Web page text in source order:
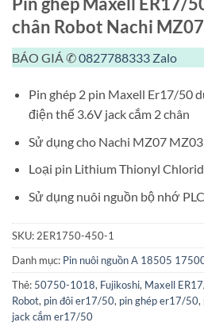
chân Robot Nachi
BÁO GIÁ ✆0827788333 Zalo
Pin ghép 2 pin Maxell Er17/50
điện thế 3.6V jack cắm 2 chân
Sử dụng cho Nachi MZ07
Loại pin Lithium Thionyl
Sử dụng nuôi nguồn bộ nhớ
SKU: 2ER1750-450-1
Danh mục: Pin nuôi nguồn A 18505
Thẻ: 50750-1018, Fujikoshi, Maxell
Robot, pin đôi er17/50, pin ghép er17/50,
jack cắm er17/50